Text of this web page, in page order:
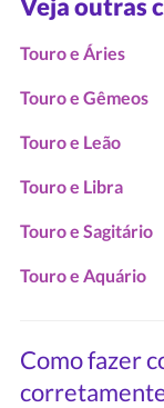
Touro e Áries
Touro e Gêmeos
Touro e Leão
Touro e Libra
Touro e Sagitário
Touro e Aquário
Como fazer